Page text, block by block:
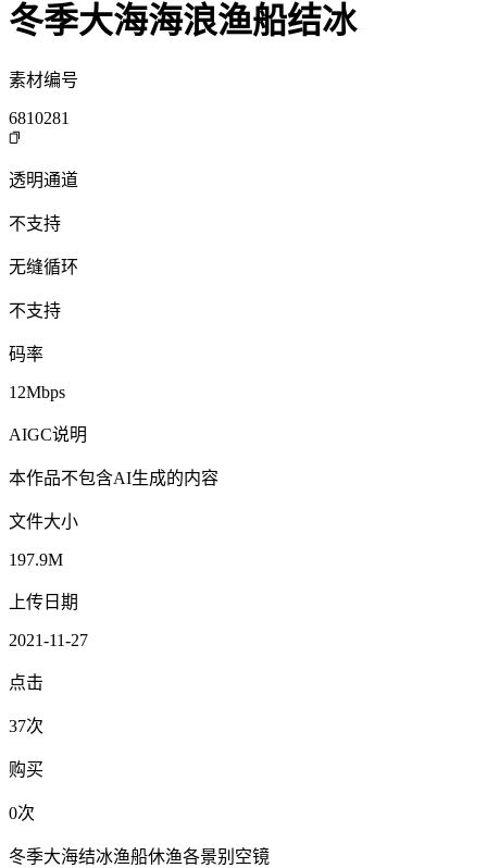
冬季大海海浪渔船结冰
素材编号
6810281
透明通道
不支持
无缝循环
不支持
码率
12Mbps
AIGC说明
本作品不包含AI生成的内容
文件大小
197.9M
上传日期
2021-11-27
点击
37次
购买
0次
冬季大海结冰渔船休渔各景别空镜